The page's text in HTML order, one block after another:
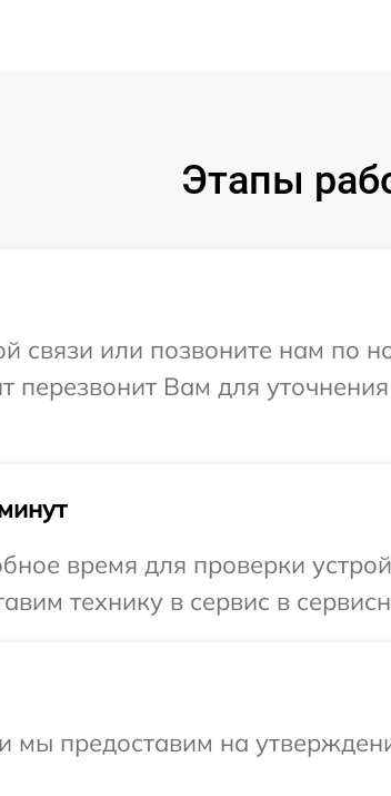
Этапы
связи или позвоните нам по
перезвонит Вам для
время для проверки
технику в сервис в
мы предоставим на